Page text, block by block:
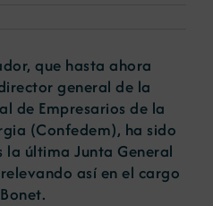
que hasta ahora
general de la
de Empresarios de la
(Confedem), ha sido
última Junta General
así en el cargo